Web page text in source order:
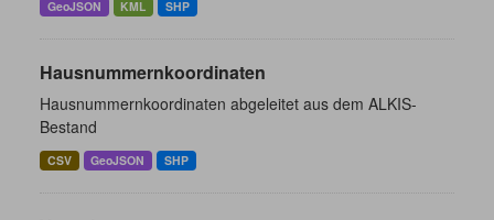
GeoJSON KML SHP
Hausnummernkoordinaten
Hausnummernkoordinaten abgeleitet aus dem ALKIS-
Bestand
CSV GeoJSON SHP